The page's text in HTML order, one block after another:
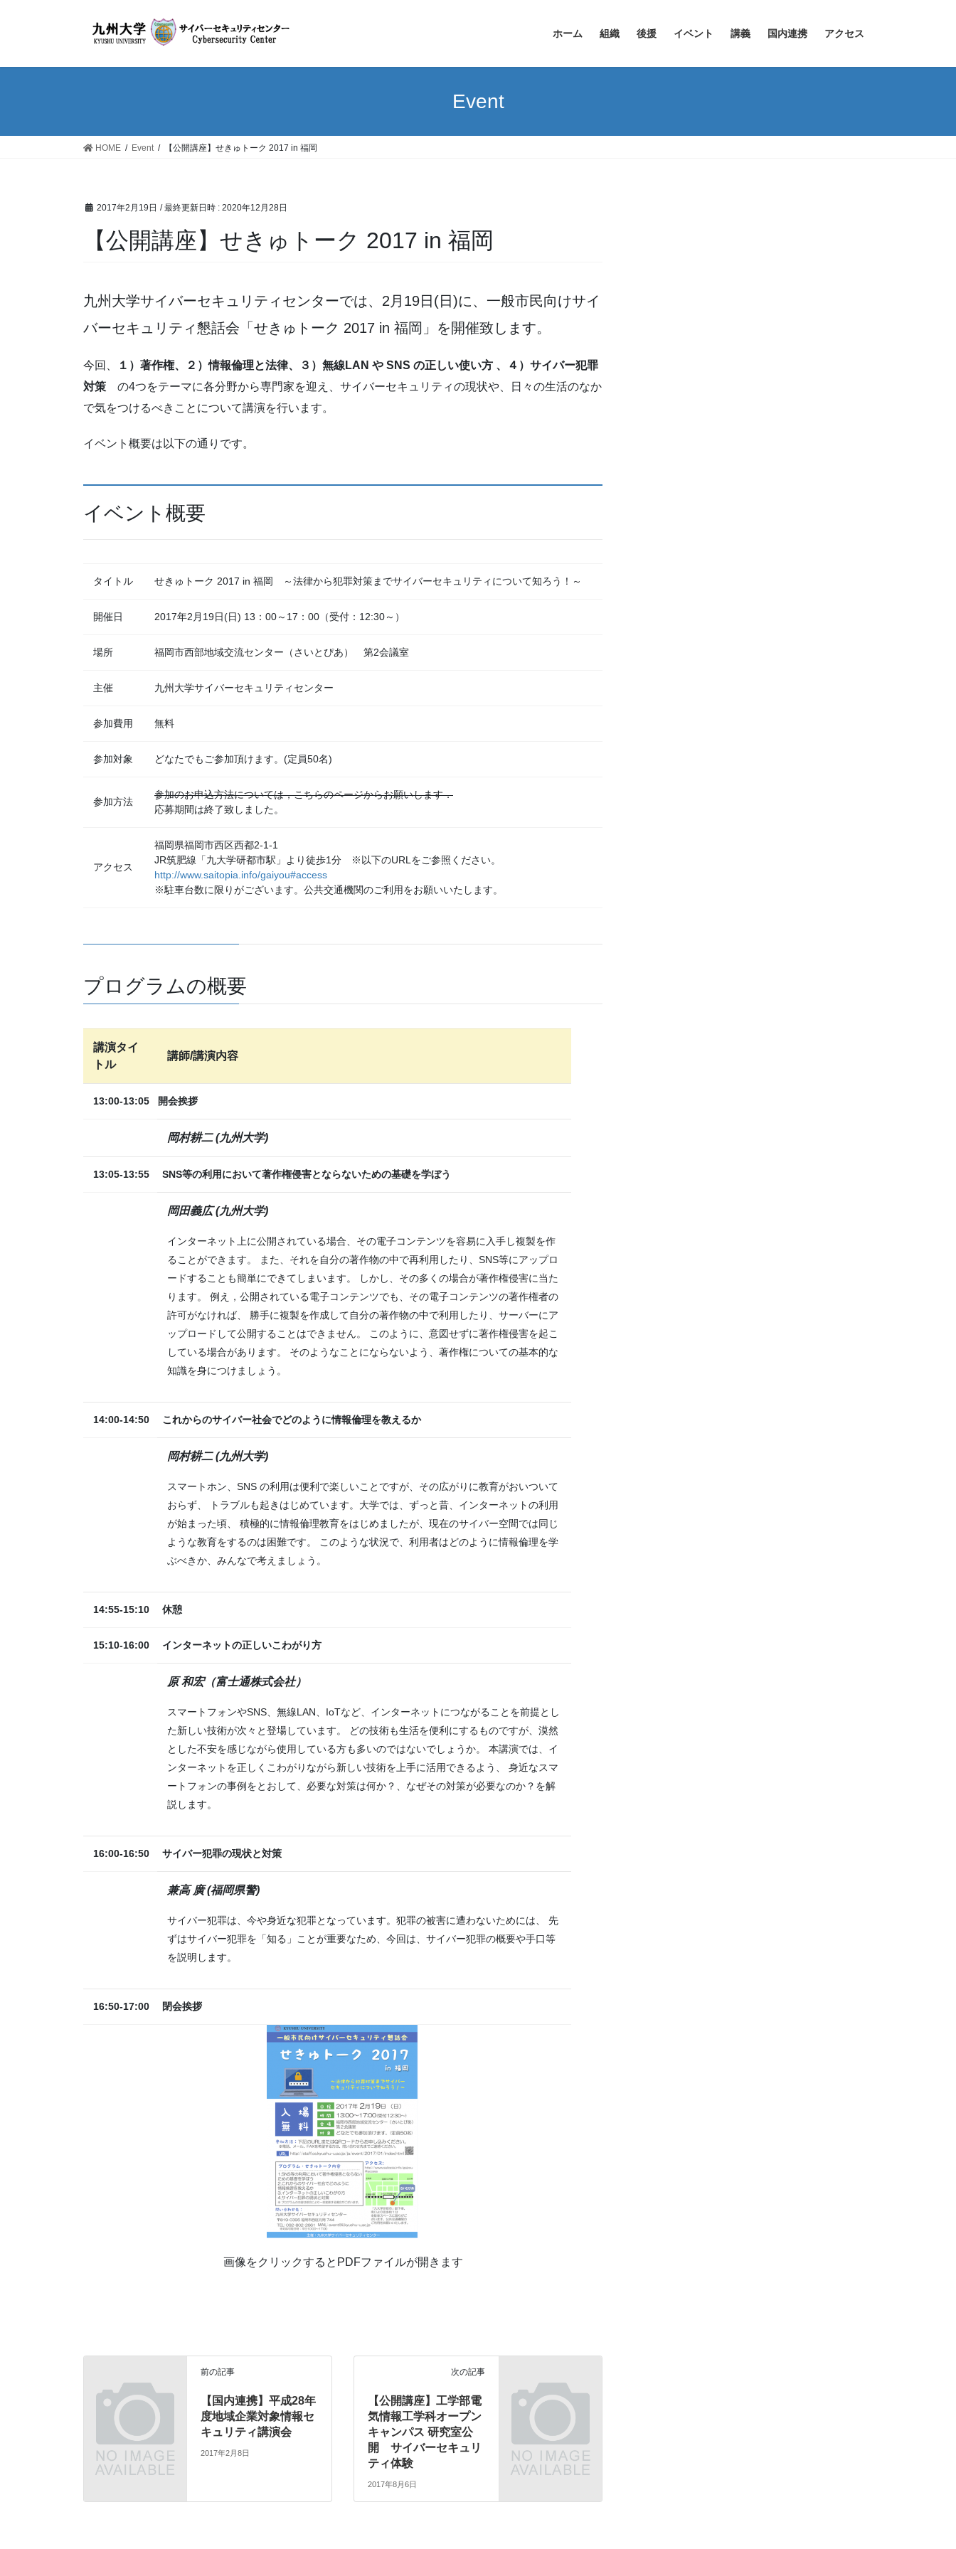
ホーム 組織 後援 イベント 講義 国内連携 アクセス
Event
HOME Event 【公開講座】せきゅトーク 2017 in 福岡
2017年2月19日 / 最終更新日時 : 2020年12月28日
【公開講座】せきゅトーク 2017 in 福岡
九州大学サイバーセキュリティセンターでは、2月19日(日)に、一般市民向けサイ
バーセキュリティ懇話会「せきゅトーク 2017 in 福岡」を開催致します。
今回、
１）著作権、２）情報倫理と法律、３）無線LAN や SNS の正しい使い方 、４）サイバー犯罪
対策 の4つをテーマに各分野から専門家を迎え、サイバーセキュリティの現状や、日々の生活のなか
で気をつけるべきことについて講演を行います。
イベント概要は以下の通りです。
イベント概要
タイトル せきゅトーク 2017 in 福岡 ～法律から犯罪対策までサイバーセキュリティについて知ろう！～
開催日 2017年2月19日(日) 13：00～17：00（受付：12:30～）
場所 福岡市西部地域交流センター（さいとぴあ） 第2会議室
主催 九州大学サイバーセキュリティセンター
参加費用 無料
参加対象 どなたでもご参加頂けます。(定員50名)
参加方法
参加のお申込方法については，こちらのページからお願いします．
応募期間は終了致しました。
アクセス
福岡県福岡市西区西都2-1-1
JR筑肥線「九大学研都市駅」より徒歩1分 ※以下のURLをご参照ください。
http://www.saitopia.info/gaiyou#access
※駐車台数に限りがございます。公共交通機関のご利用をお願いいたします。
プログラムの概要
講演タイ
トル
講師/講演内容
13:00-13:05 開会挨拶
岡村耕二 (九州大学)
13:05-13:55 SNS等の利用において著作権侵害とならないための基礎を学ぼう
岡田義広 (九州大学)
インターネット上に公開されている場合、その電子コンテンツを容易に入手し複製を作
ることができます。 また、それを自分の著作物の中で再利用したり、SNS等にアップロ
ードすることも簡単にできてしまいます。 しかし、その多くの場合が著作権侵害に当た
ります。 例え，公開されている電子コンテンツでも、その電子コンテンツの著作権者の
許可がなければ、 勝手に複製を作成して自分の著作物の中で利用したり、サーバーにア
ップロードして公開することはできません。 このように、意図せずに著作権侵害を起こ
している場合があります。 そのようなことにならないよう、著作権についての基本的な
知識を身につけましょう。
14:00-14:50 これからのサイバー社会でどのように情報倫理を教えるか
岡村耕二 (九州大学)
スマートホン、SNS の利用は便利で楽しいことですが、その広がりに教育がおいついて
おらず、 トラブルも起きはじめています。大学では、ずっと昔、インターネットの利用
が始まった頃、 積極的に情報倫理教育をはじめましたが、現在のサイバー空間では同じ
ような教育をするのは困難です。 このような状況で、利用者はどのように情報倫理を学
ぶべきか、みんなで考えましょう。
14:55-15:10 休憩
15:10-16:00 インターネットの正しいこわがり方
原 和宏（富士通株式会社）
スマートフォンやSNS、無線LAN、IoTなど、インターネットにつながることを前提とし
た新しい技術が次々と登場しています。 どの技術も生活を便利にするものですが、漠然
とした不安を感じながら使用している方も多いのではないでしょうか。 本講演では、イ
ンターネットを正しくこわがりながら新しい技術を上手に活用できるよう、 身近なスマ
ートフォンの事例をとおして、必要な対策は何か？、なぜその対策が必要なのか？を解
説します。
16:00-16:50 サイバー犯罪の現状と対策
兼高 廣 (福岡県警)
サイバー犯罪は、今や身近な犯罪となっています。犯罪の被害に遭わないためには、 先
ずはサイバー犯罪を「知る」ことが重要なため、今回は、サイバー犯罪の概要や手口等
を説明します。
16:50-17:00 閉会挨拶
画像をクリックするとPDFファイルが開きます
前の記事
【国内連携】平成28年
度地域企業対象情報セ
キュリティ講演会
2017年2月8日
次の記事
【公開講座】工学部電
気情報工学科オープン
キャンパス 研究室公
開 サイバーセキュリ
ティ体験
2017年8月6日